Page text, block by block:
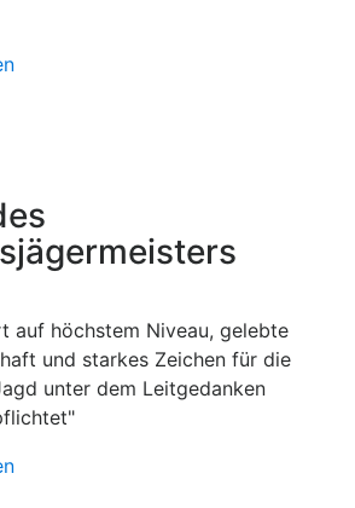
auf höchstem Niveau, gelebte
und starkes Zeichen für die
unter dem Leitgedanken